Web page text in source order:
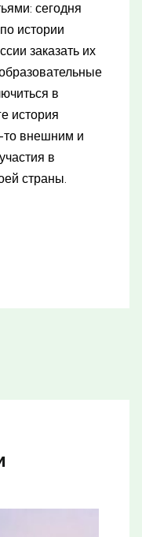
сегодня
истории
заказать их
в
история
то внешним и
в
страны.